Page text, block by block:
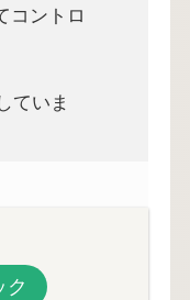
コントロ
ていま
ク